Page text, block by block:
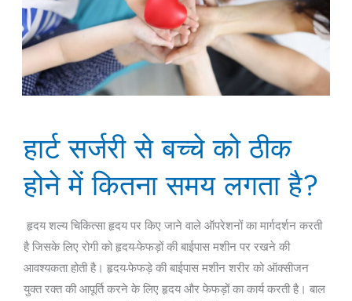
हार्ट सर्जरी से बच्चे को ठीक
होने में कितना समय लगता है?
हृदय शल्य चिकित्सा हृदय पर किए जाने वाले ऑपरेशनों का मार्गदर्शन करती
है जिसके लिए रोगी को हृदय-फेफड़ों की बाईपास मशीन पर रखने की
आवश्यकता होती है। हृदय-फेफड़े की बाईपास मशीन शरीर को ऑक्सीजन
युक्त रक्त की आपूर्ति करने के लिए हृदय और फेफड़ों का कार्य करती है। बाल
सर्जरी
से
बच्चे
ठीक
होने
में
कितना